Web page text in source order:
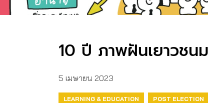
10 ปี ภาพฝันเยาวชน
5 เมษายน 2023
LEARNING & EDUCATION POST ELECTION